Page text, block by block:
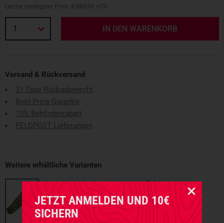
JETZT ANMELDEN UND 10€
SICHERN
Letzter niedrigster Preis: € 257,91 +0%
1 IN DEN WARENKORB
Versand & Rückversand
31 Tage Rückgaberecht
Best-Preis-Garantie
10% Behördenrabatt
FELDPOST Lieferungen
Weitere erhältliche Varianten